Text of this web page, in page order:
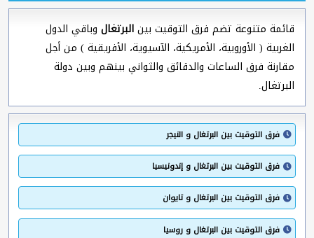
قائمة متنوعة تضم فرق التوقيت بينالبرتغال وباقي الدول
الغربية ( الأوروبية، الأمريكية، الآسيوية، الأفريقية ) من أجل
مقارنة فرق الساعات والدقائق والثواني بينهم وبين دولة
البرتغال.
فرق التوقيت بين البرتغال و النيجر
فرق التوقيت بين البرتغال و إندونيسيا
فرق التوقيت بين البرتغال و تايوان
فرق التوقيت بين البرتغال و روسيا